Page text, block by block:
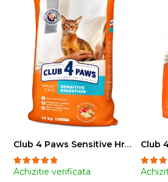
Club 4 Paws Sensitive Hrana uscata pisici adulte, 14kg
Achizitie verificata